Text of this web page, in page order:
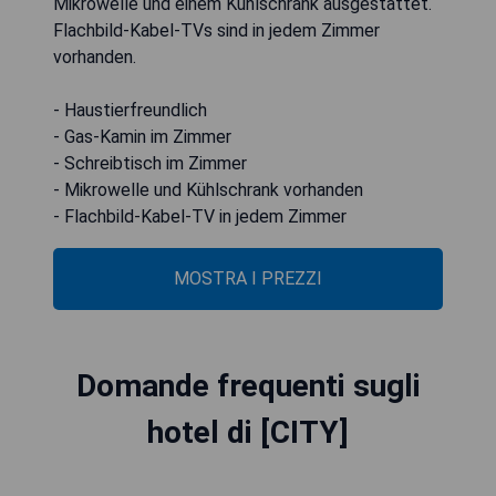
Flachbild-Kabel-TVs sind in jedem Zimmer
vorhanden.
- Haustierfreundlich
- Gas-Kamin im Zimmer
- Schreibtisch im Zimmer
- Mikrowelle und Kühlschrank vorhanden
- Flachbild-Kabel-TV in jedem Zimmer
MOSTRA I PREZZI
Domande frequenti sugli
hotel di [CITY]